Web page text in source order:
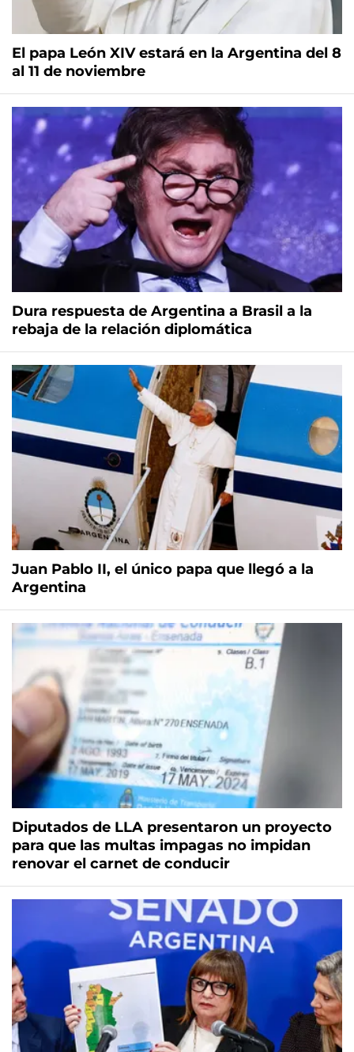
El papa León XIV estará en la Argentina del 8
al 11 de noviembre
Dura respuesta de Argentina a Brasil a la
rebaja de la relación diplomática
Juan Pablo II, el único papa que llegó a la
Argentina
Diputados de LLA presentaron un proyecto
para que las multas impagas no impidan
renovar el carnet de conducir